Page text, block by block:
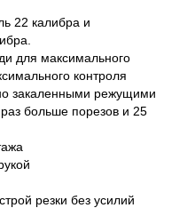
22 калибра и
для максимального
контроля
закаленными режущими
больше порезов и 25
резки без усилий